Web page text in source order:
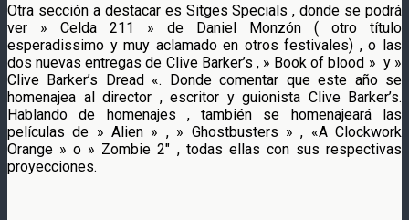
Otra sección a destacar es Sitges Specials , donde se podrá
ver » Celda 211 » de Daniel Monzón ( otro título
esperadissimo y muy aclamado en otros festivales) , o las
dos nuevas entregas de Clive Barker’s , » Book of blood » y »
Clive Barker’s Dread «. Donde comentar que este año se
homenajea al director , escritor y guionista Clive Barker’s.
Hablando de homenajes , también se homenajeará las
películas de » Alien » , » Ghostbusters » , «A Clockwork
Orange » o » Zombie 2″ , todas ellas con sus respectivas
proyecciones.